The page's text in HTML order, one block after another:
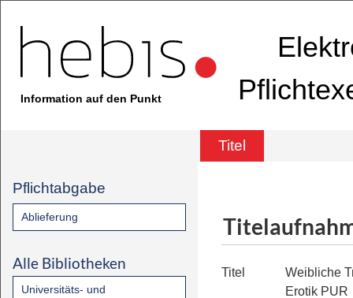
Information auf den Punkt
Titel
Pflichtabgabe
Ablieferung
Alle Bibliotheken
Universitäts- und
Titel
Weibliche
Erotik PUR